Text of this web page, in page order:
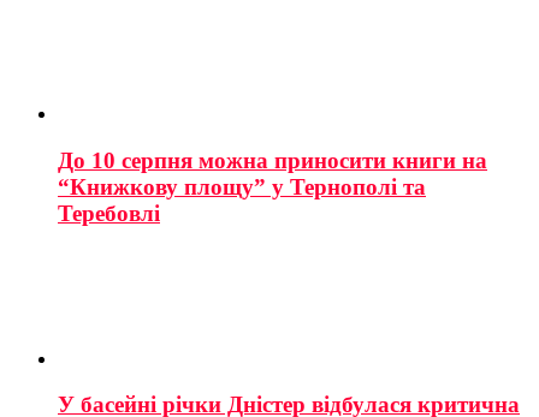
До 10 серпня можна приносити книги на
“Книжкову площу” у Тернополі та
Теребовлі
У басейні річки Дністер відбулася критична